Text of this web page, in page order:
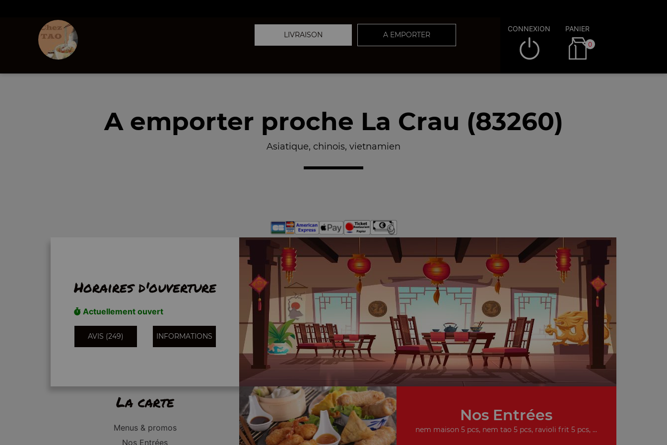
LIVRAISON A EMPORTER
CONNEXION PANIER
0
A emporter proche La Crau (83260)
Asiatique, chinois, vietnamien
Horaires d'ouverture
Actuellement ouvert
AVIS (249) INFORMATIONS
La carte
Menus & promos
Nos Entrées
Nos Entrées
nem maison 5 pcs, nem tao 5 pcs, ravioli frit 5 pcs, ...